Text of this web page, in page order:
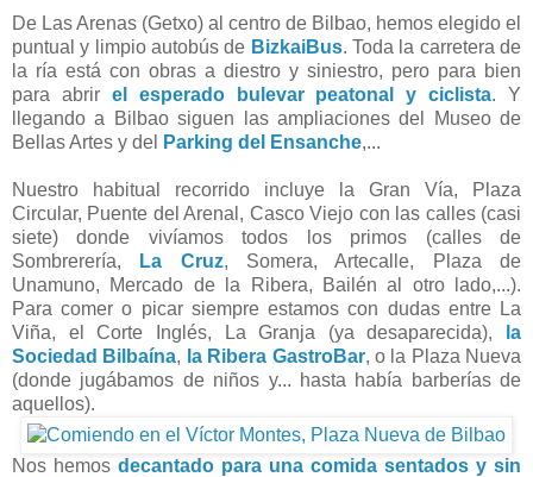
De Las Arenas (Getxo) al centro de Bilbao, hemos elegido el
puntual y limpio autobús de BizkaiBus. Toda la carretera de
la ría está con obras a diestro y siniestro, pero para bien
para abrir el esperado bulevar peatonal y ciclista. Y
llegando a Bilbao siguen las ampliaciones del Museo de
Bellas Artes y del
Parking del Ensanche,...
Nuestro habitual recorrido incluye la Gran Vía, Plaza
Circular, Puente del Arenal, Casco Viejo con las calles (casi
siete) donde vivíamos todos los primos (calles de
Sombrerería,
La Cruz, Somera, Artecalle, Plaza de
Unamuno, Mercado de la Ribera, Bailén al otro lado,...).
Para comer o picar siempre estamos con dudas entre La
Viña, el Corte Inglés, La Granja (ya desaparecida),
la
Sociedad Bilbaína, la Ribera GastroBar, o la Plaza Nueva
(donde jugábamos de niños y... hasta había barberías de
aquellos).
Nos hemos decantado para una comida sentados y sin